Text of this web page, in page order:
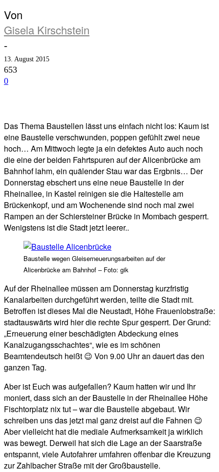
Von
Gisela Kirschstein
-
13. August 2015
653
0
Das Thema Baustellen lässt uns einfach nicht los: Kaum ist
eine Baustelle verschwunden, poppen gefühlt zwei neue
hoch… Am Mittwoch legte ja ein defektes Auto auch noch
die eine der beiden Fahrtspuren auf der Alicenbrücke am
Bahnhof lahm, ein quälender Stau war das Ergbnis… Der
Donnerstag ebschert uns eine neue Baustelle in der
Rheinallee, in Kastel reinigen sie die Haltestelle am
Brückenkopf, und am Wochenende sind noch mal zwei
Rampen an der Schiersteiner Brücke in Mombach gesperrt.
Wenigstens ist die Stadt jetzt leerer..
Baustelle wegen Gleiserneuerungsarbeiten auf der
Alicenbrücke am Bahnhof – Foto: gik
Auf der Rheinallee müssen am Donnerstag kurzfristig
Kanalarbeiten durchgeführt werden, teilte die Stadt mit.
Betroffen ist dieses Mal die Neustadt, Höhe Frauenlobstraße:
stadtauswärts wird hier die rechte Spur gesperrt. Der Grund:
„Erneuerung einer beschädigten Abdeckung eines
Kanalzugangsschachtes“, wie es im schönen
Beamtendeutsch heißt 😉 Von 9.00 Uhr an dauert das den
ganzen Tag.
Aber ist Euch was aufgefallen? Kaum hatten wir und Ihr
moniert, dass sich an der Baustelle in der Rheinallee Höhe
Fischtorplatz nix tut – war die Baustelle abgebaut. Wir
schreiben uns das jetzt mal ganz dreist auf die Fahnen 😉
Aber vielleicht hat die mediale Aufmerksamkeit ja wirklich
was bewegt. Derweil hat sich die Lage an der Saarstraße
entspannt, viele Autofahrer umfahren offenbar die Kreuzung
zur Zahlbacher Straße mit der Großbaustelle.